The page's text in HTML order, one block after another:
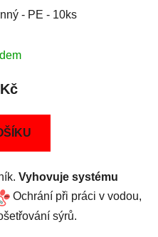
- PE - 10ks
Vyhovuje systému
Ochrání při práci v vodou,
sýrů.